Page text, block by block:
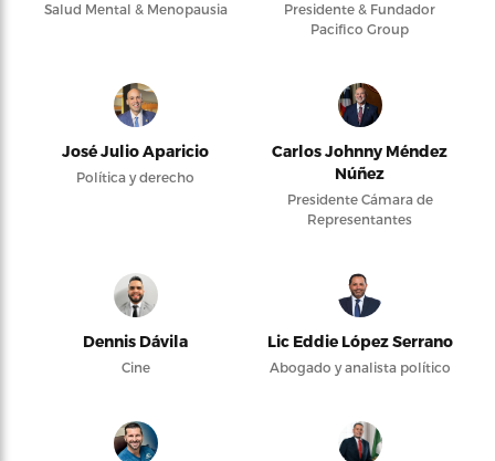
Salud Mental & Menopausia
Presidente & Fundador
Pacifico Group
José Julio Aparicio
Política y derecho
Carlos Johnny Méndez
Núñez
Presidente Cámara de
Representantes
Dennis Dávila
Cine
Lic Eddie López Serrano
Abogado y analista político